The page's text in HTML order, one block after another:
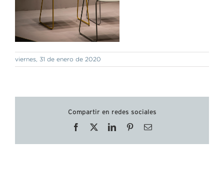
viernes, 31 de enero de 2020
Compartir en redes sociales
Facebook LinkedInPinterestCorreo